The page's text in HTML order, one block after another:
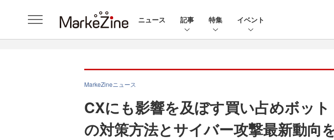
ニュース 記事 特集 イベント
MarkeZineニュース
CXにも影響を及ぼす買い占めボッ
の対策方法とサイバー攻撃最新動向